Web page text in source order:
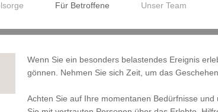
Für Betroffene Unser Team
Wenn Sie ein besonders belastendes Ereignis
gönnen. Nehmen Sie sich Zeit, um das
Achten Sie auf Ihre momentanen Bedürfnisse